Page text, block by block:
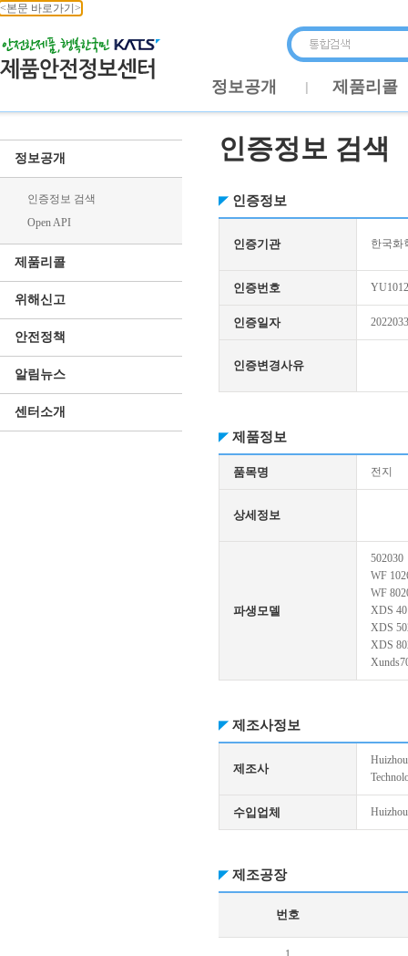
<본문 바로가기>
정보공개 제품리콜
정보공개
인증정보 검색
Open API
제품리콜
위해신고
안전정책
알림뉴스
센터소개
인증정보 검색
인증정보
인증기관 한국화
인증번호
인증일자
인증변경사유
제품정보
품목명 전지
상세정보
파생모델
502030
WF
WF
XDS
XDS
XDS
제조사정보
제조사
수입업체
제조공장
번호